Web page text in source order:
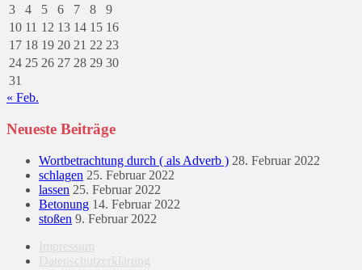
3
4 5 6 7 8
9
10 11 12 13 14 15 16
17 18 19 20 21 22 23
24 25 26 27 28 29 30
31
« Feb.
Neueste Beiträge
Wortbetrachtung durch ( als Adverb ) 28. Februar 2022
schlagen 25. Februar 2022
lassen 25. Februar 2022
Betonung 14. Februar 2022
stoßen 9. Februar 2022
Impressum
Datenschutzerklärung